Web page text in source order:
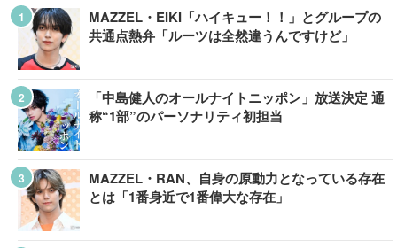
MAZZEL・EIKI「ハイキュー！！」とグループの
共通点熱弁「ルーツは全然違うんですけど」
「中島健人のオールナイトニッポン」放送決定 通
称“1部”のパーソナリティ初担当
MAZZEL・RAN、自身の原動力となっている存在
とは「1番身近で1番偉大な存在」